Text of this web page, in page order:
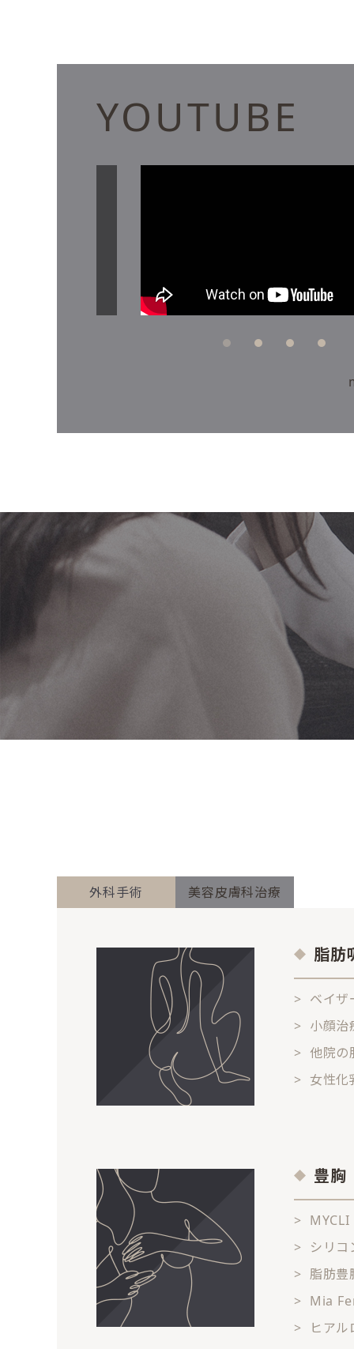
YOUTUBE
外科手術 美容皮膚科治療
脂肪
ベイ
小顔治
他院の
女性化
豊胸
シリ
脂肪豊
Mia
ヒア